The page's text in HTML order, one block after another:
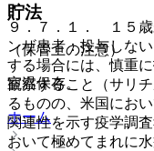
貯法
（保管上の注意）
室温保存。
ホーム
９．７．１． １５歳
ンザ患者：投与しな
する場合には、慎重
観察すること（サリ
るものの、米国にお
関連性を示す疫学調
おいて極めてまれに